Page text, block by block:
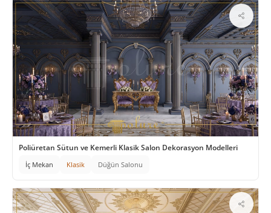
Poliüretan Sütun ve Kemerli Klasik Salon Dekorasyon Modelleri
İç Mekan Klasik Düğün Salonu